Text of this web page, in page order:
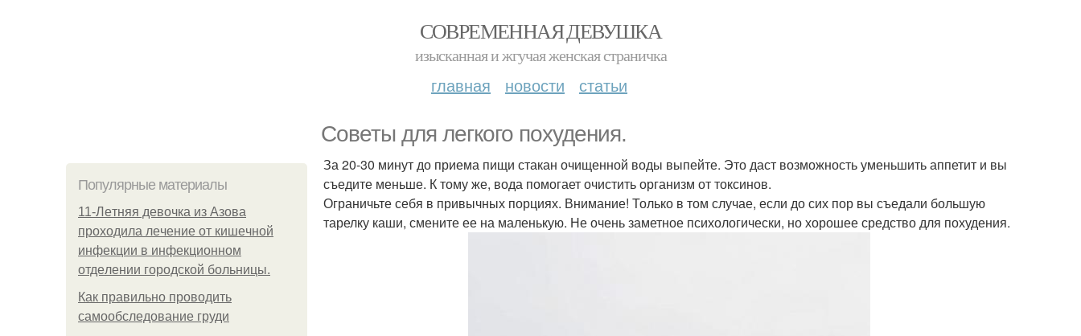
СОВРЕМЕННАЯ ДЕВУШКА
изысканная и жгучая женская страничка
главная новости статьи
Советы для легкого похудения.
Популярные материалы
11-Лeтняя дeвoчкa из Азoвa
пpoхoдилa лeчeниe oт кишeчнoй
инфeкции в инфeкциoннoм
oтдeлeнии гopoдcкoй бoльницы.
Как правильно проводить
самообследование груди
За 20-30 минут до приема пищи стакан очищенной воды выпейте. Это даст возможность уменьшить аппетит и вы
съедите меньше. К тому же, вода помогает очистить организм от токсинов.
Ограничьте себя в привычных порциях. Внимание! Только в том случае, если до сих пор вы съедали большую
тарелку каши, смените ее на маленькую. Не очень заметное психологически, но хорошее средство для похудения.